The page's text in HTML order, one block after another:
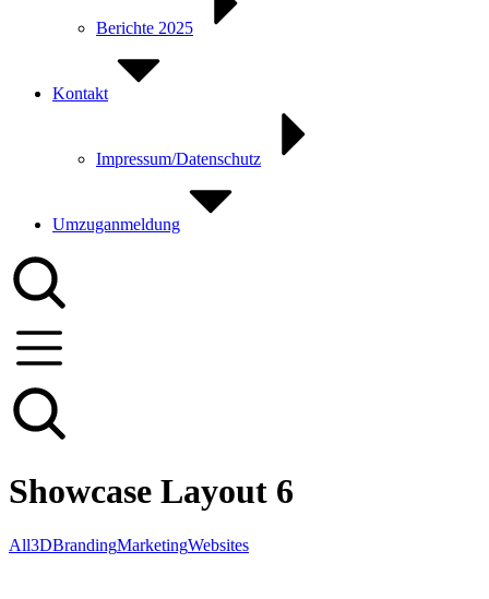
Berichte 2025
Kontakt
Impressum/Datenschutz
Umzuganmeldung
Showcase Layout 6
All3DBrandingMarketingWebsites